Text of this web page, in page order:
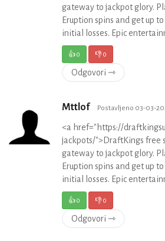
gateway to jackpot glory.
Eruption spins and get up
initial losses. Epic
👍0 👎0
Odgovori ⇾
Mttlof Postavljeno 03-03-
<a href="https://
jackpots/">DraftKings free
gateway to jackpot glory.
Eruption spins and get up
initial losses. Epic
👍0 👎0
Odgovori ⇾